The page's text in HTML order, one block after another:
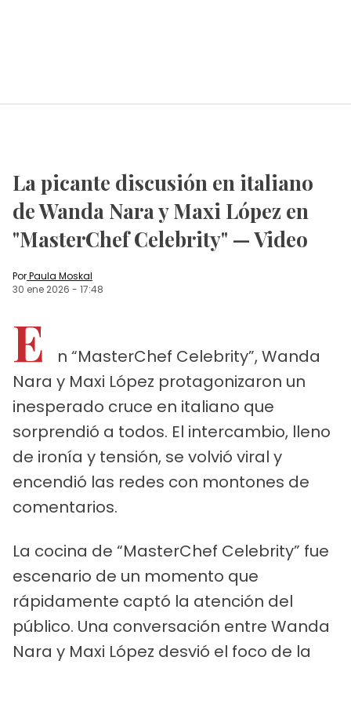
La picante discusión en italiano
de Wanda Nara y Maxi López en
"MasterChef Celebrity" — Video
PorPaula Moskal
30 ene 2026 - 17:48
E
n “MasterChef Celebrity”, Wanda
Nara y Maxi López protagonizaron un
inesperado cruce en italiano que
sorprendió a todos. El intercambio, lleno
de ironía y tensión, se volvió viral y
encendió las redes con montones de
comentarios.
La cocina de “MasterChef Celebrity” fue
escenario de un momento que
rápidamente captó la atención del
público. Una conversación entre Wanda
Nara y Maxi López desvió el foco de la